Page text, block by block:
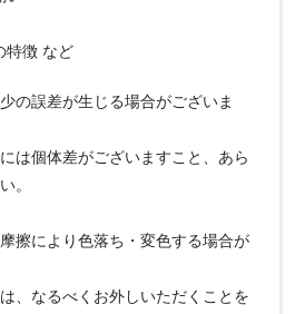
特徴 など
の誤差が生じる場合がございま
は個体差がございますこと、あら
。
擦により色落ち・変色する場合が
、なるべくお外しいただくことを